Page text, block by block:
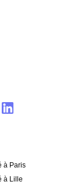
à Paris
à Lille